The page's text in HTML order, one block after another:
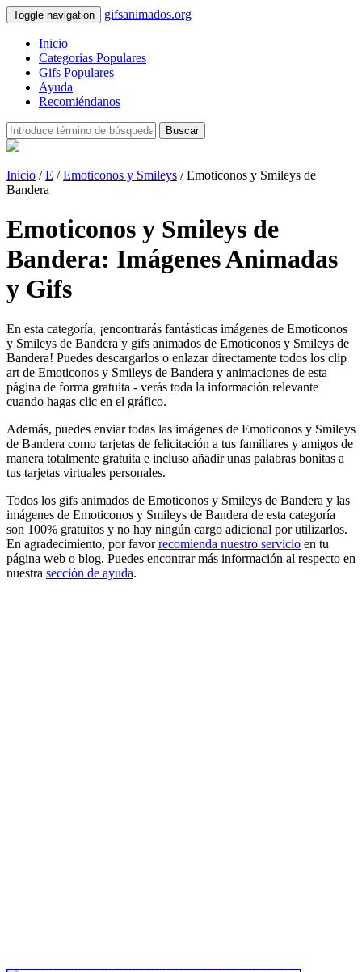
Toggle navigation gifsanimados.org
Inicio
Categorías Populares
Gifs Populares
Ayuda
Recomiéndanos
Buscar
Inicio /E /Emoticonos y Smileys / Emoticonos y Smileys de
Bandera
Emoticonos y Smileys de
Bandera: Imágenes Animadas
y Gifs
En esta categoría, ¡encontrarás fantásticas imágenes de Emoticonos
y Smileys de Bandera y gifs animados de Emoticonos y Smileys de
Bandera! Puedes descargarlos o enlazar directamente todos los clip
art de Emoticonos y Smileys de Bandera y animaciones de esta
página de forma gratuita - verás toda la información relevante
cuando hagas clic en el gráfico.
Además, puedes enviar todas las imágenes de Emoticonos y Smileys
de Bandera como tarjetas de felicitación a tus familiares y amigos de
manera totalmente gratuita e incluso añadir unas palabras bonitas a
tus tarjetas virtuales personales.
Todos los gifs animados de Emoticonos y Smileys de Bandera y las
imágenes de Emoticonos y Smileys de Bandera de esta categoría
son 100% gratuitos y no hay ningún cargo adicional por utilizarlos.
En agradecimiento, por favorrecomienda nuestro servicio en tu
página web o blog. Puedes encontrar más información al respecto en
nuestra sección de ayuda.